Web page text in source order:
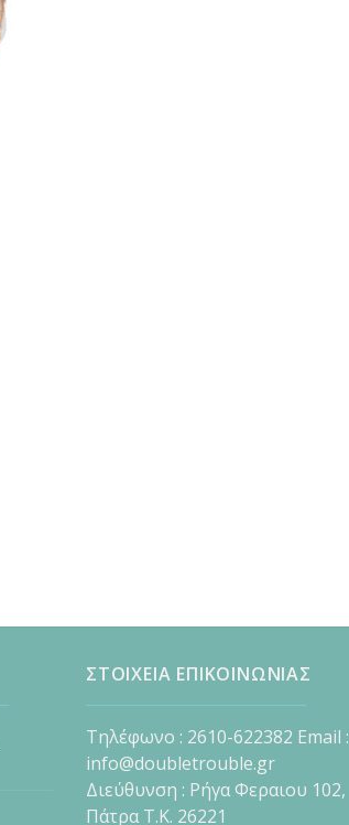
ΣΤΟΙΧΕΙΑ ΕΠΙΚΟΙΝΩΝΙΑΣ
Τηλέφωνο : 2610-622382 Email :
info@doubletrouble.gr
Διεύθυνση : Ρήγα Φεραιου 102,
Πάτρα Τ.Κ. 26221